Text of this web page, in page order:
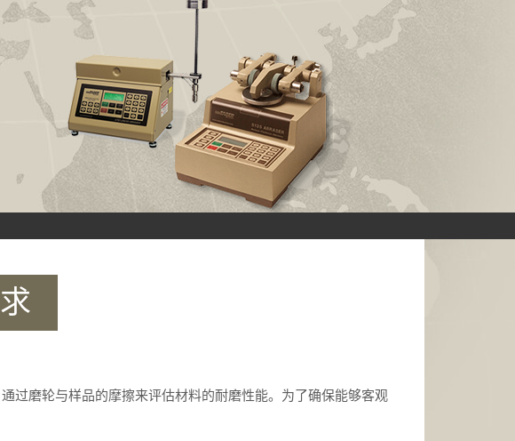
过磨轮与样品的摩擦来评估材料的耐磨性能。为了确保能够客观